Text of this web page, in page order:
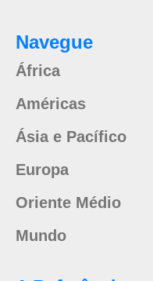
Navegue
África
Américas
Ásia e Pacífico
Europa
Oriente Médio
Mundo